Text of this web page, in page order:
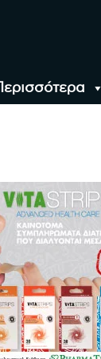
Περισσότερα